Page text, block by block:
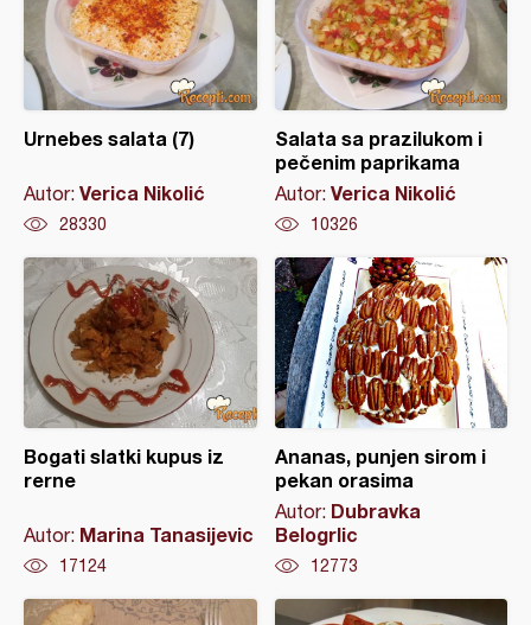
Urnebes salata (7)
Autor: Verica Nikolić
28330
Salata sa prazilukom i
pečenim paprikama
Autor: Verica Nikolić
10326
Bogati slatki kupus iz
rerne
Autor: Marina Tanasijevic
17124
Ananas, punjen sirom i
pekan orasima
Autor: Dubravka
Belogrlic
12773